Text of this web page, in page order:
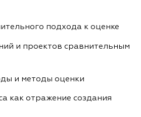
подхода к оценке
и проектов сравнительным
и методы оценки
как отражение создания